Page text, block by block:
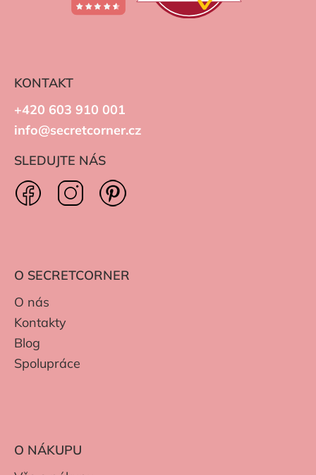
KONTAKT
+420 603 910 001
info@secretcorner.cz
SLEDUJTE NÁS
O SECRETCORNER
O nás
Kontakty
Blog
Spolupráce
O NÁKUPU